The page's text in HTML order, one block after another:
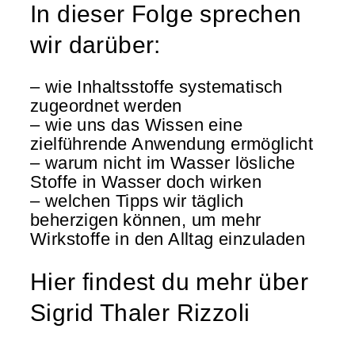
In dieser Folge sprechen
wir darüber:
– wie Inhaltsstoffe systematisch
zugeordnet werden
– wie uns das Wissen eine
zielführende Anwendung ermöglicht
– warum nicht im Wasser lösliche
Stoffe in Wasser doch wirken
– welchen Tipps wir täglich
beherzigen können, um mehr
Wirkstoffe in den Alltag einzuladen
Hier findest du mehr über
Sigrid Thaler Rizzoli